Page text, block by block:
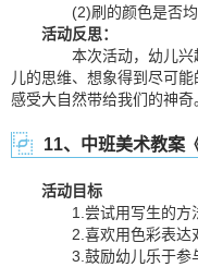
(2)刷的颜色是否均
活动反思：
本次活动，幼儿兴
儿的思维、想象得到尽可
感受大自然带给我们的神奇
11、中班美术教案
活动目标
1.尝试用写生的方法
2.喜欢用色彩表达对
3.鼓励幼儿乐于参与